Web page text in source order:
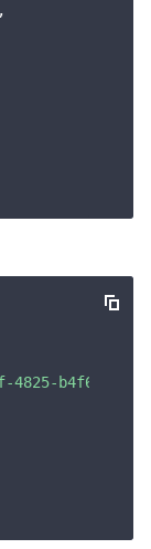
,
4825-b4f6-